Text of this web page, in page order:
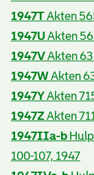
1947TAkten
1947U Akten
1947VAkten
1947WAkten
1947YAkten
1947ZAkten
1947IIa-b
100-107, 1947